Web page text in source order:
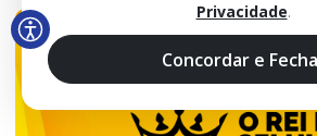
Privacidade.
Concordar e